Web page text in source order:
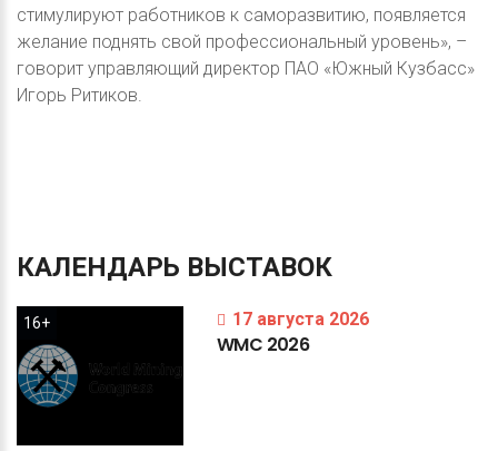
стимулируют работников к саморазвитию, появляется
желание поднять свой профессиональный уровень», –
говорит управляющий директор ПАО «Южный Кузбасс»
Игорь Ритиков.
КАЛЕНДАРЬ ВЫСТАВОК
16+ 17 августа 2026
WMC 2026